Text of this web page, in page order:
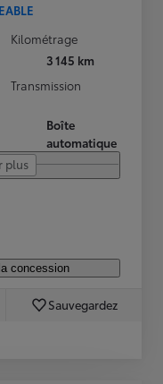
Kilométrage
3 145 km
Transmission
Boîte
automatique
plus
concession
Sauvegardez